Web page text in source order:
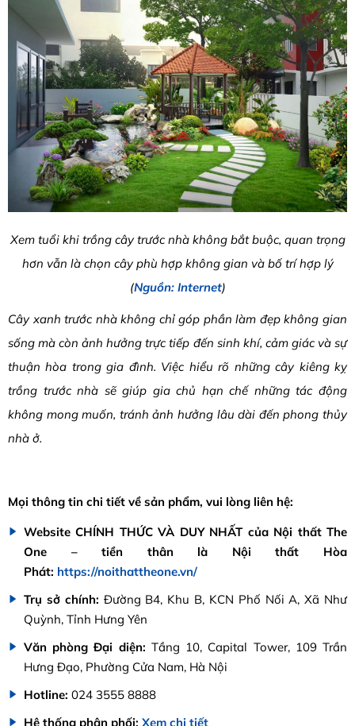
Xem tuổi khi trồng cây trước nhà không bắt buộc, quan trọng
hơn vẫn là chọn cây phù hợp không gian và bố trí hợp lý
(Nguồn: Internet)
Cây xanh trước nhà không chỉ góp phần làm đẹp không gian
sống mà còn ảnh hưởng trực tiếp đến sinh khí, cảm giác và sự
thuận hòa trong gia đình. Việc hiểu rõ những cây kiêng kỵ
trồng trước nhà sẽ giúp gia chủ hạn chế những tác động
không mong muốn, tránh ảnh hưởng lâu dài đến phong thủy
nhà ở.
Mọi thông tin chi tiết về sản phẩm, vui lòng liên hệ:
Website CHÍNH THỨC VÀ DUY NHẤT của Nội thất The
One – tiền thân là Nội thất Hòa
Phát: https://noithattheone.vn/
Trụ sở chính: Đường B4, Khu B, KCN Phố Nối A, Xã Như
Quỳnh, Tỉnh Hưng Yên
Văn phòng Đại diện: Tầng 10, Capital Tower, 109 Trần
Hưng Đạo, Phường Cửa Nam, Hà Nội
Hotline: 024 3555 8888
Hệ thống phân phối: Xem chi tiết